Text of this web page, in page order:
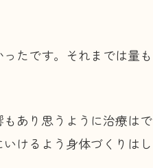
たです。それまでは量も
あり思うように治療はで
けるよう身体づくりはし